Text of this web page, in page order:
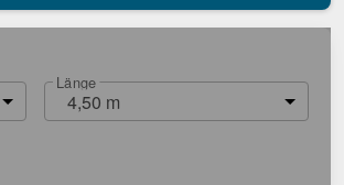
Länge
4,50 m